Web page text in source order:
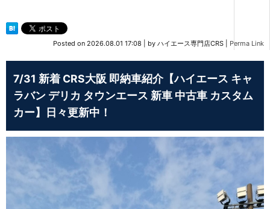
Posted on 2026.08.01 17:08 by ハイエース専門店CRS Perma Link
7/31 新着 CRS大阪 即納車紹介【ハイエース キャ
ラバン デリカ タウンエース 新車 中古車 カスタム
カー】日々更新中！